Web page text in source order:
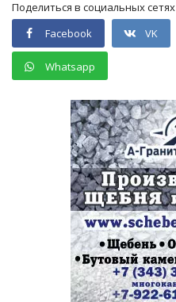
Поделиться в социальных сетях
Facebook
VK
Whatsapp